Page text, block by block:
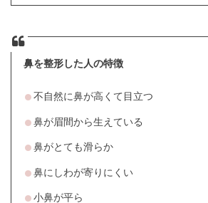
鼻を整形した人の特徴
不自然に鼻が高くて目立つ
鼻が眉間から生えている
鼻がとても滑らか
鼻にしわが寄りにくい
小鼻が平ら